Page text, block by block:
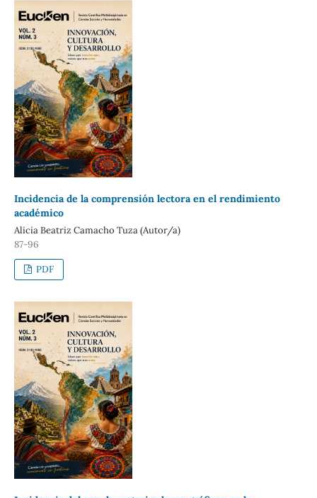
Incidencia de la comprensión lectora en el rendimiento
académico
Alicia Beatriz Camacho Tuza (Autor/a)
87-96
PDF